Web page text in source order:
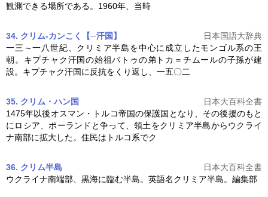
観測できる場所である。1960年、当時
34. クリム‐カンこく【─汗国】
日本国語大辞典
一三～一八世紀、 クリミア半島を中心に成立したモンゴル系の王
朝。キプチャク汗国の始祖バトゥの弟トカ＝チムールの子孫が建
設。キプチャク汗国に反抗をくり返し、一五〇二
35. クリム・ハン国
日本大百科全書
1475年以後オスマン・トルコ帝国の保護国となり、その後援のもと
にロシア、ポーランドと争って、領土をクリミア半島からウクライ
ナ南部に拡大した。住民はトルコ系でク
36. クリム半島
日本大百科全書
ウクライナ南端部、黒海に臨む半島。英語名クリミア半島。編集部